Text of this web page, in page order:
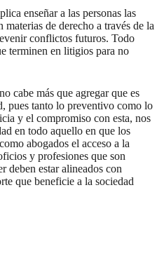
enseñar a las personas las
materias de derecho a través de la
conflictos futuros. Todo
terminen en litigios para no
cabe más que agregar que es
pues tanto lo preventivo como lo
y el compromiso con esta, nos
en todo aquello en que los
abogados el acceso a la
y profesiones que son
deben estar alineados con
que beneficie a la sociedad